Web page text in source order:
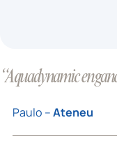
“Aquadynamic
Paulo –Ateneu